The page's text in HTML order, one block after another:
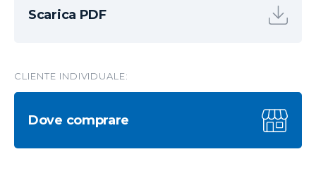
Scarica PDF
CLIENTE INDIVIDUALE:
Dove comprare